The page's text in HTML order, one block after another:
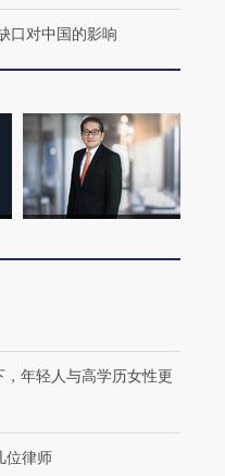
｜被称为“蟑螂”的印
世代 用街头抗争将教
长拱下台
视线｜“入侵”
机”？难民潮
飞地休达
口对中国的影响
，年轻人与高学历女性更
位律师